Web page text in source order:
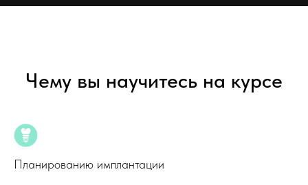
Чему вы научитесь на курсе
Планированию имплантации